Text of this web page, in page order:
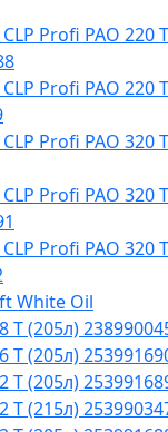
Profi PAO 220
Profi PAO 220
Profi PAO 320
Profi PAO 320
Profi PAO 320
White Oil
(205л)
(205л)
(205л)
(215л)